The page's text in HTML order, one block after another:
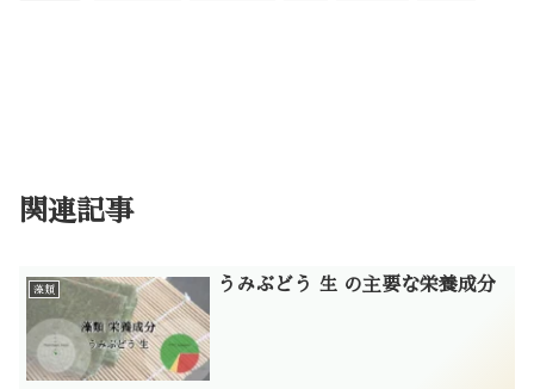
関連記事
藻類 うみぶどう 生 の主要な栄養成分